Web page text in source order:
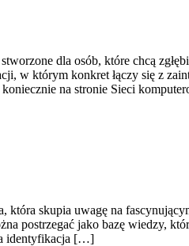
dla osób, które chcą
w którym konkret łączy się z
na stronie Sieci
skupia uwagę na
postrzegać jako bazę wiedzy,
identyfikacja […]